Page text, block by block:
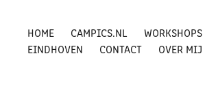
HOME CAMPICS.NL WORKSHOPS
EINDHOVEN
CONTACT OVER MIJ